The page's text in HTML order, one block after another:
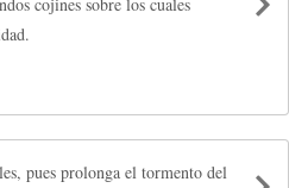
cojines sobre los cuales
pues prolonga el tormento del